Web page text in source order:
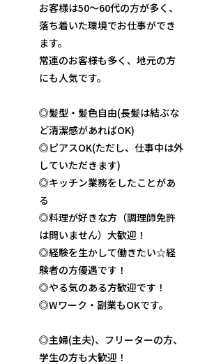
お客様は50～60代の方が多く、
落ち着いた環境でお仕事ができ
ます。
常連のお客様も多く、地元の方
にも人気です。
◎髪型・髪色自由(長髪は結ぶな
ど清潔感があればOK)
◎ピアスOK(ただし、仕事中は外
していただきます)
◎キッチン業務をしたことがあ
る
◎料理が好きな方（調理師免許
は問いません）大歓迎！
◎経験を生かして働きたい☆経
験者の方優遇です！
◎やる気のある方歓迎です！
◎Wワーク・副業もOKです。
◎主婦(主夫)、フリーターの方、
学生の方も大歓迎！